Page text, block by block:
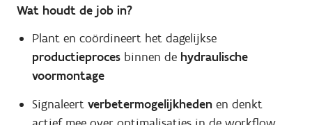
Wat houdt de job in?
Plant en coördineert het dagelijkse
productieproces binnen de hydraulische
voormontage
Signaleert verbetermogelijkheden en denkt